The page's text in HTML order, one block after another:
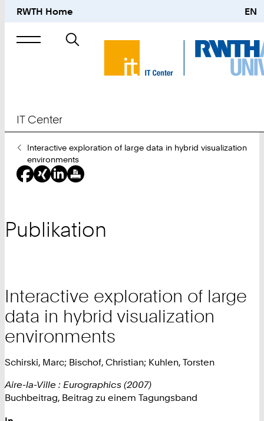
RWTH Home EN
Suche
nach
IT Center
Sie
sind
hier:
Interactive exploration of large data in hybrid visualization
environments
Publikation
Interactive exploration of large
data in hybrid visualization
environments
Schirski, Marc; Bischof, Christian; Kuhlen, Torsten
Aire-la-Ville : Eurographics (2007)
Buchbeitrag, Beitrag zu einem Tagungsband